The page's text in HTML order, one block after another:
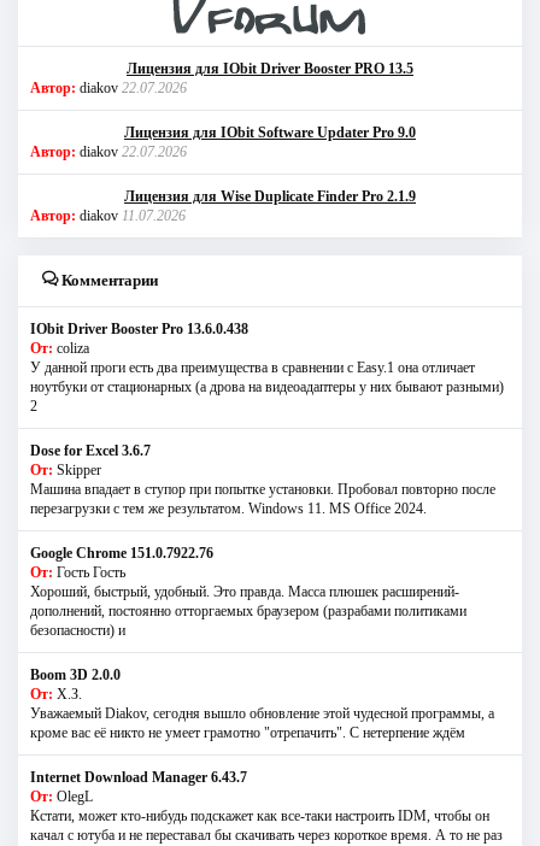
Лицензия для IObit Driver Booster PRO 13.5
Автор: diakov 22.07.2026
Лицензия для IObit Software Updater Pro 9.0
Автор: diakov 22.07.2026
Лицензия для Wise Duplicate Finder Pro 2.1.9
Автор: diakov 11.07.2026
Комментарии
IObit Driver Booster Pro 13.6.0.438
От: coliza
У данной проги есть два преимущества в сравнении с Easy.1 она отличает
ноутбуки от стационарных (а дрова на видеоадаптеры у них бывают разными)
2
Dose for Excel 3.6.7
От: Skipper
Машина впадает в ступор при попытке установки. Пробовал повторно после
перезагрузки с тем же результатом. Windows 11. MS Offiсe 2024.
Google Chrome 151.0.7922.76
От: Гость Гость
Хороший, быстрый, удобный. Это правда. Масса плюшек расширений-
дополнений, постоянно отторгаемых браузером (разрабами политиками
безопасности) и
Boom 3D 2.0.0
От: Х.З.
Уважаемый Diakov, сегодня вышло обновление этой чудесной программы, а
кроме вас её никто не умеет грамотно "отрепачить". С нетерпение ждём
Internet Download Manager 6.43.7
От: OlegL
Кстати, может кто-нибудь подскажет как все-таки настроить IDM, чтобы он
качал с ютуба и не переставал бы скачивать через короткое время. А то не раз